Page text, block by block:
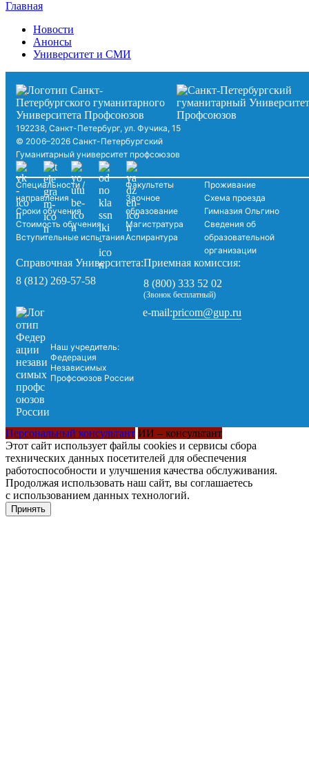
Главная
Новости
Анонсы
Университет и СМИ
192238, Санкт-Петербург, ул. Фучика, 15
© 2006–2026 Санкт-Петербургский
Гуманитарный университет профсоюзов
Специальности /
направления
Сроки обучения
Стоимость обучения
Вступительные испытания
Факультеты
Заочное
образование
Магистратура
Аспирантура
Проживание
Схема проезда
Гимназия Ольгино
Сведения об
образовательной
организации
Справочная Университета:
8 (812) 269-57-58
Приемная комиссия:
8 (800) 333 52 02
(Звонок бесплатный)
Наш учредитель:
Федерация
Независимых
Профсоюзов России
e-mail:pricom@gup.ru
Персональный консультант ИИ – консультант
Этот сайт использует файлы cookies и сервисы сбора
технических данных посетителей для обеспечения
работоспособности и улучшения качества обслуживания.
Продолжая использовать наш сайт, вы соглашаетесь
с использованием данных технологий.
Принять